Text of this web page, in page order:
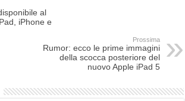
al
iPhone e
Prossima
Rumor: ecco le prime immagini
della scocca posteriore del
nuovo Apple iPad 5